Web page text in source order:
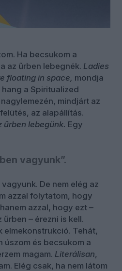
Ha becsukom a
az űrben lebegnék. Ladies
floating in space, mondja
a Spiritualized
mindjárt az
az alapállítás.
űrben lebegünk. Egy
vagyunk”.
De nem elég az
azzal folytatom, hogy
azzal, hogy ezt –
– érezni is kell.
elmekonstrukció. Tehát,
úszom és becsukom a
magam. Literálisan,
Elég csak, ha nem látom